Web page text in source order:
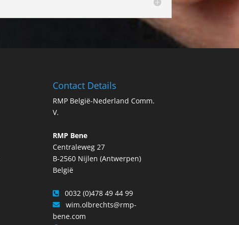
Contact Details
RMP België-Nederland Comm.
V.
RMP Bene
Centraleweg 27
B-2560 Nijlen (Antwerpen)
België
0032 (0)478 49 44 99
wim.olbrechts@rmp-
bene.com